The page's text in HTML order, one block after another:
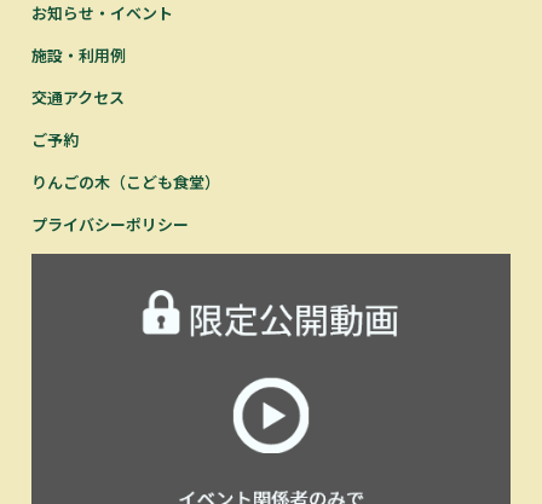
お知らせ・イベント
施設・利用例
交通アクセス
ご予約
りんごの木（こども食堂）
プライバシーポリシー